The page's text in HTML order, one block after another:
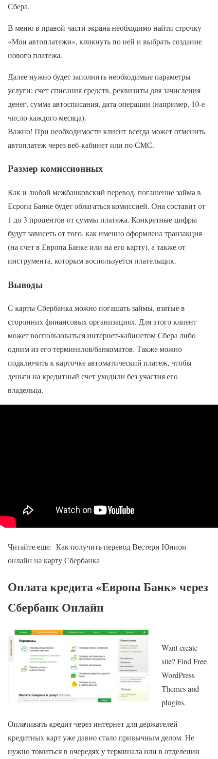
Сбера.
В меню в правой части экрана необходимо найти строчку
«Мои автоплатежи», кликнуть по ней и выбрать создание
нового платежа.
Далее нужно будет заполнить необходимые параметры
услуги: счет списания средств, реквизиты для зачисления
денег, сумма автосписания, дата операции (например, 10-е
число каждого месяца).
Важно! При необходимости клиент всегда может отменить
автоплатеж через веб-кабинет или по СМС.
Размер комиссионных
Как и любой межбанковский перевод, погашение займа в
Есропа Банке будет облагаться комиссией. Она составит от
1 до 3 процентов от суммы платежа. Конкретные цифры
будут зависеть от того, как именно оформлена транзакция
(на счет в Европа Банке или на его карту), а также от
инструмента, которым воспользуется плательщик.
Выводы
С карты Сбербанка можно погашать займы, взятые в
сторонних финансовых организациях. Для этого клиент
может воспользоваться интернет-кабинетом Сбера либо
одним из его терминалов/банкоматов. Также можно
подключить к карточке автоматический платеж, чтобы
деньги на кредитный счет уходили без участия его
владельца.
Читайте еще: Как получить перевод Вестерн Юнион
онлайн на карту Сбербанка
Оплата кредита «Европа Банк» через
Сбербанк Онлайн
Want create
site? Find Free
WordPress
Themes and
plugins.
Оплачивать кредит через интернет для держателей
кредитных карт уже давно стало привычным делом. Не
нужно томиться в очередях у терминала или в отделении